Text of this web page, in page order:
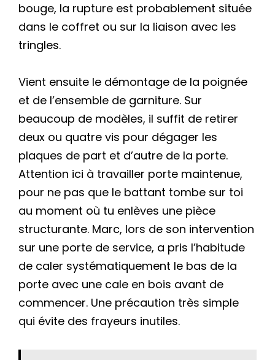
bouge, la rupture est probablement située
dans le coffret ou sur la liaison avec les
tringles.
Vient ensuite le démontage de la poignée
et de l’ensemble de garniture. Sur
beaucoup de modèles, il suffit de retirer
deux ou quatre vis pour dégager les
plaques de part et d’autre de la porte.
Attention ici à travailler porte maintenue,
pour ne pas que le battant tombe sur toi
au moment où tu enlèves une pièce
structurante. Marc, lors de son intervention
sur une porte de service, a pris l’habitude
de caler systématiquement le bas de la
porte avec une cale en bois avant de
commencer. Une précaution très simple
qui évite des frayeurs inutiles.